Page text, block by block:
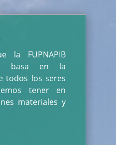
la FUPNAPIB
basa en la
todos los seres
tener en
materiales y